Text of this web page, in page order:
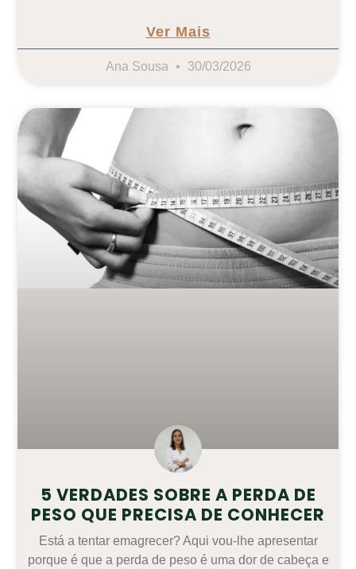
Ver Mais
Ana Sousa 30/03/2026
5 VERDADES SOBRE A PERDA DE
PESO QUE PRECISA DE CONHECER
Está a tentar emagrecer? Aqui vou-lhe apresentar
porque é que a perda de peso é uma dor de cabeça e